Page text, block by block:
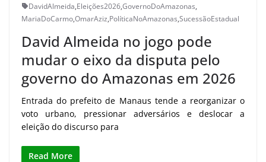
DavidAlmeida,Eleições2026,GovernoDoAmazonas,
MariaDoCarmo,OmarAziz,PolíticaNoAmazonas,SucessãoEstadual
David Almeida no jogo pode
mudar o eixo da disputa pelo
governo do Amazonas em 2026
Entrada do prefeito de Manaus tende a reorganizar o
voto urbano, pressionar adversários e deslocar a
eleição do discurso para
Read More